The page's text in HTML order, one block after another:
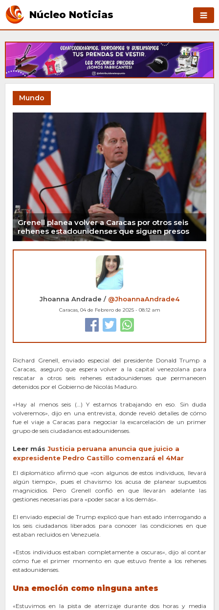
Núcleo Noticias
Mundo
Grenell planea volver a Caracas por otros seis
rehenes estadounidenses que siguen presos
Jhoanna Andrade / @JhoannaAndrade4
Caracas, 04 de Febrero de 2025 - 08:12 am
Richard Grenell, enviado especial del presidente Donald Trump a
Caracas, aseguró que espera volver a la capital venezolana para
rescatar a otros seis rehenes estadounidenses que permanecen
detenidos por el Gobierno de Nicolás Maduro.
«Hay al menos seis (…) Y estamos trabajando en eso. Sin duda
volveremos», dijo en una entrevista, donde reveló detalles de cómo
fue el viaje a Caracas para negociar la excarcelación de un primer
grupo de seis ciudadanos estadounidenses.
Leer más Justicia peruana anuncia que juicio a
expresidente Pedro Castillo comenzará el 4Mar
El diplomático afirmó que «con algunos de estos individuos, llevará
algún tiempo», pues el chavismo los acusa de planear supuestos
magnicidios. Pero Grenell confió en que llevarán adelante las
gestiones necesarias para «poder sacar a los demás».
El enviado especial de Trump explicó que han estado interrogando a
los seis ciudadanos liberados para conocer las condiciones en que
estaban recluidos en Venezuela.
«Estos individuos estaban completamente a oscuras«, dijo al contar
cómo fue el primer momento en que estuvo frente a los rehenes
estadounidenses.
Una emoción como ninguna antes
«Estuvimos en la pista de aterrizaje durante dos horas y media